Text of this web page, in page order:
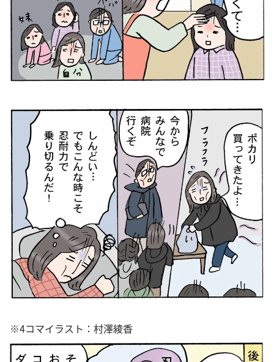
※4コマイラスト：村澤綾香